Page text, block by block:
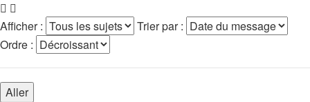
Afficher :
Trier par :
Ordre :